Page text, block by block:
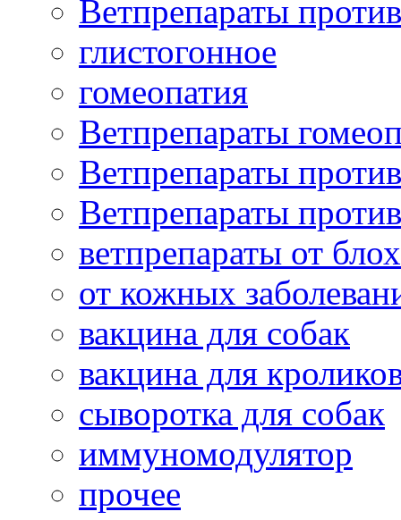
Ветпрепараты
глистогонное
гомеопатия
Ветпрепараты
Ветпрепараты
Ветпрепараты
ветпрепараты от
от кожных
вакцина для собак
вакцина для
сыворотка для собак
иммуномодулятор
прочее